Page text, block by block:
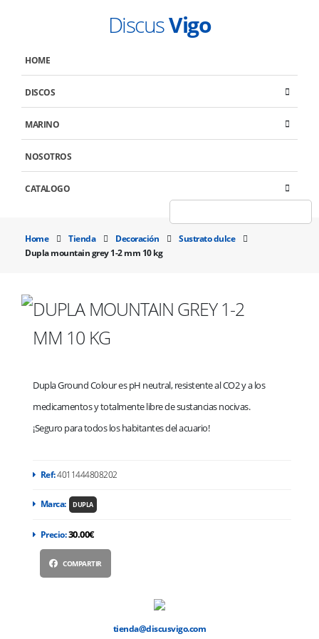
DiscusVigo
HOME
DISCOS
MARINO
NOSOTROS
CATALOGO
Home Tienda Decoración
Sustrato dulce
Dupla mountain grey 1-2 mm 10 kg
DUPLA MOUNTAIN GREY 1-2
MM 10 KG
Dupla Ground Colour es pH neutral, resistente al CO2 y a los
medicamentos y totalmente libre de sustancias nocivas.
¡Seguro para todos los habitantes del acuario!
Ref:4011444808202
Marca: DUPLA
Precio:30.00€
COMPARTIR
tienda@discusvigo.com